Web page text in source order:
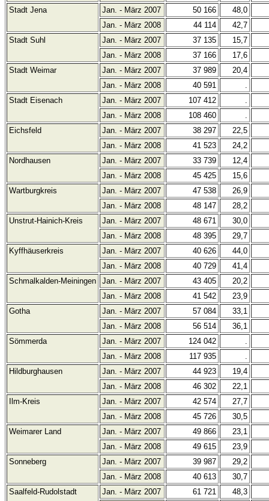
Stadt Jena
Jan. - März 2007 50 166
48,0
Jan. - März 2008
44 114
42,7
Stadt Suhl
Jan. - März 2007 37 135
15,7
Jan. - März 2008
37 166
17,6
Stadt Weimar
Jan. - März 2007 37 989
20,4
Jan. - März 2008
40 591
Stadt Eisenach
Jan. - März 2007 107 412
Jan. - März 2008
108 460
Eichsfeld
Jan. - März 2007 38 297
22,5
Jan. - März 2008
41 523
24,2
Nordhausen
Jan. - März 2007 33 739
12,4
Jan. - März 2008
45 425
15,6
Wartburgkreis
Jan. - März 2007 47 538
26,9
Jan. - März 2008
48 147
28,2
Unstrut-Hainich-Kreis
Jan. - März 2007 48 671
30,0
Jan. - März 2008
48 395
29,7
Kyffhäuserkreis
Jan. - März 2007 40 626
44,0
Jan. - März 2008
40 729
41,4
Schmalkalden-Meiningen
Jan. - März 2007 43 405
20,2
Jan. - März 2008
41 542
23,9
Gotha
Jan. - März 2007 57 084
33,1
Jan. - März 2008
56 514
36,1
Sömmerda
Jan. - März 2007 124 042
Jan. - März 2008
117 935
Hildburghausen
Jan. - März 2007 44 923
19,4
Jan. - März 2008
46 302
22,1
Ilm-Kreis
Jan. - März 2007 42 574
27,7
Jan. - März 2008
45 726
30,5
Weimarer Land
Jan. - März 2007 49 866
23,1
Jan. - März 2008
49 615
23,9
Sonneberg
Jan. - März 2007 39 987
29,2
Jan. - März 2008
40 613
30,7
Saalfeld-Rudolstadt
Jan. - März 2007 61 721
48,3